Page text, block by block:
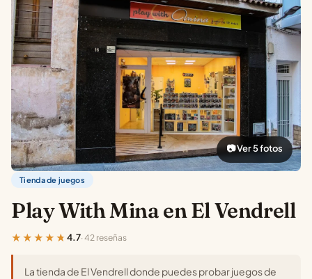
📷 Ver 5 fotos
Tienda de juegos
Play With Mina en El Vendrell
★★★★★ 4.7· 42 reseñas
La tienda de El Vendrell donde puedes probar juegos de